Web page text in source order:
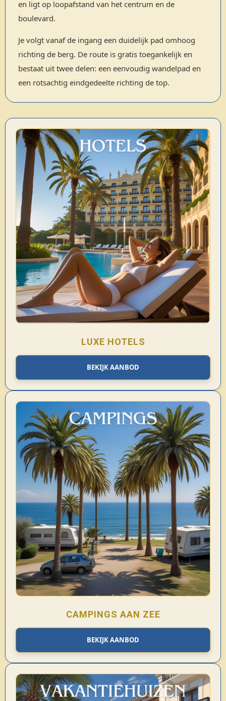
en ligt op loopafstand van het centrum en de
boulevard.
Je volgt vanaf de ingang een duidelijk pad omhoog
richting de berg. De route is gratis toegankelijk en
bestaat uit twee delen: een eenvoudig wandelpad en
een rotsachtig eindgedeelte richting de top.
LUXE HOTELS
BEKIJK AANBOD
CAMPINGS AAN ZEE
BEKIJK AANBOD